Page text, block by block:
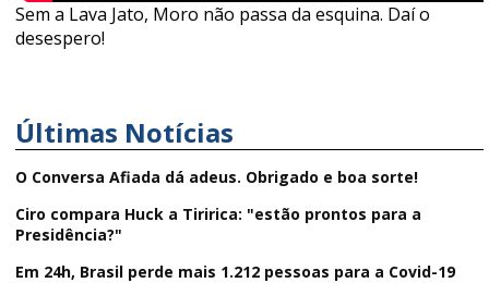
Sem a Lava Jato, Moro não passa da esquina. Daí o
desespero!
Últimas Notícias
O Conversa Afiada dá adeus. Obrigado e boa sorte!
Ciro compara Huck a Tiririca: "estão prontos para a
Presidência?"
Em 24h, Brasil perde mais 1.212 pessoas para a Covid-19